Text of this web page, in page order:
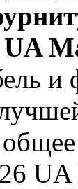
UA
и
UA